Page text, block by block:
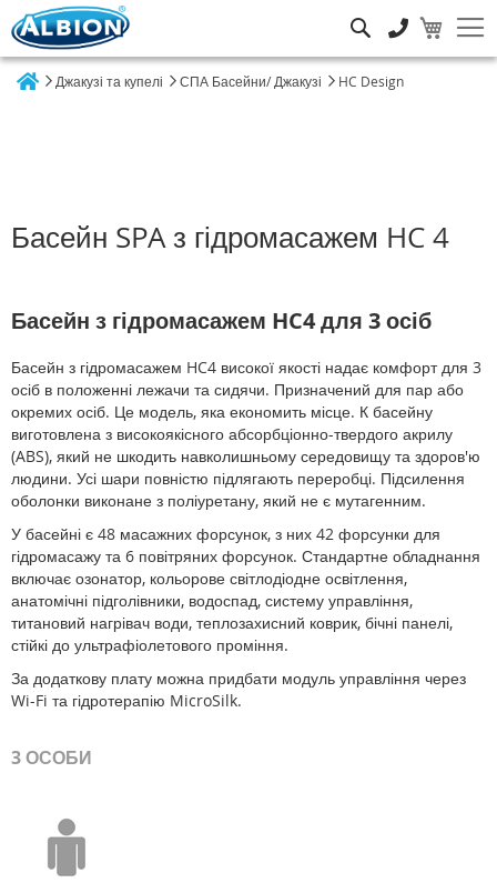
Джакузі та купелі СПА Басейни/ Джакузі HC Design
Басейн SPA з гідромасажем HC 4
Басейн з гідромасажем HC4 для 3 осіб
Басейн з гідромасажем HC4 високої якості надає комфорт для 3
осіб в положенні лежачи та сидячи. Призначений для пар або
окремих осіб. Це модель, яка економить місце. К басейну
виготовлена з високоякісного абсорбціонно-твердого акрилу
(ABS), який не шкодить навколишньому середовищу та здоров'ю
людини. Усі шари повністю підлягають переробці. Підсилення
оболонки виконане з поліуретану, який не є мутагенним.
У басейні є 48 масажних форсунок, з них 42 форсунки для
гідромасажу та 6 повітряних форсунок. Стандартне обладнання
включає озонатор, кольорове світлодіодне освітлення,
анатомічні підголівники, водоспад, систему управління,
титановий нагрівач води, теплозахисний коврик, бічні панелі,
стійкі до ультрафіолетового проміння.
За додаткову плату можна придбати модуль управління через
Wi-Fi та гідротерапію MicroSilk.
3 ОСОБИ